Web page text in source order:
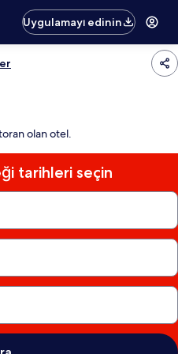
Uygulamayı edinin
olan otel.
tarihleri seçin